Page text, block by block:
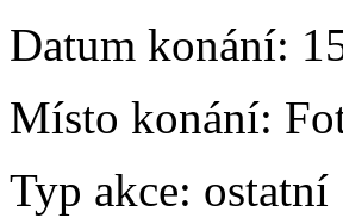
Datum konání:
Místo konání:
Typ akce: ostatní